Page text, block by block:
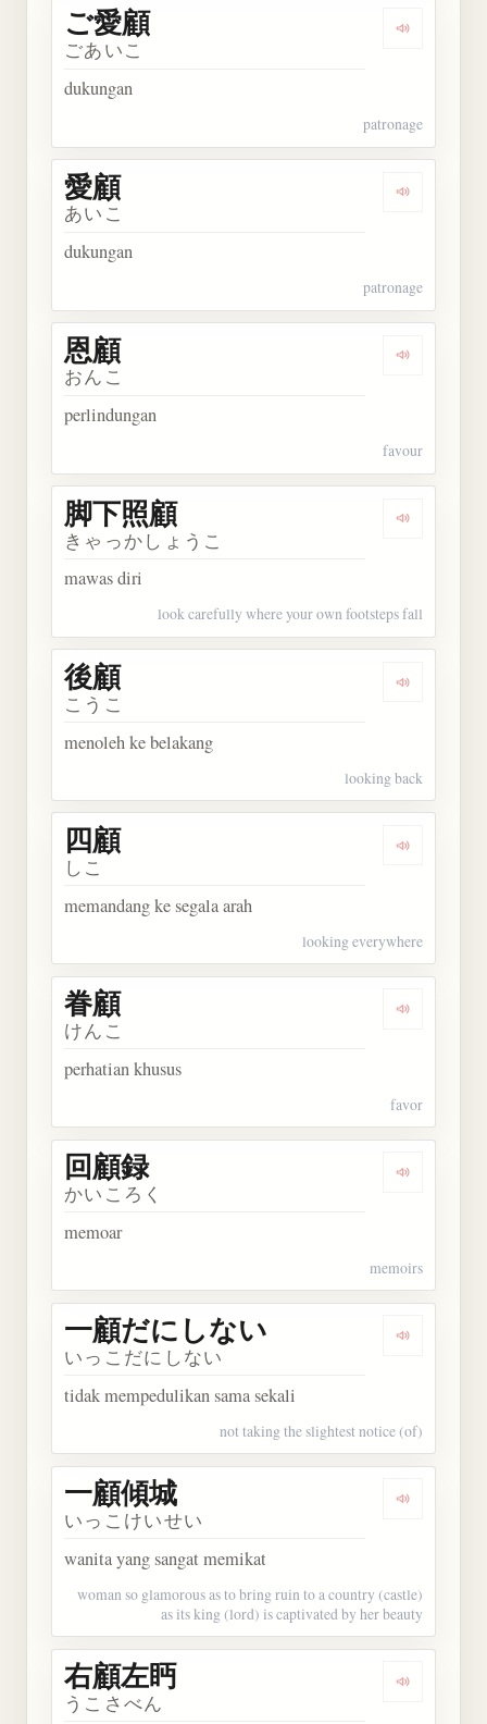
Dengarkan
ご愛顧
ごあいこ
dukungan
patronage
Dengarkan
愛顧
あいこ
dukungan
patronage
Dengarkan
恩顧
おんこ
perlindungan
favour
Dengarkan
脚下照顧
きゃっかしょうこ
mawas diri
look carefully where your own footsteps fall
Dengarkan
後顧
こうこ
menoleh ke belakang
looking back
Dengarkan
四顧
しこ
memandang ke segala arah
looking everywhere
Dengarkan
眷顧
けんこ
perhatian khusus
favor
Dengarkan
回顧録
かいころく
memoar
memoirs
Dengarkan
一顧だにしない
いっこだにしない
tidak mempedulikan sama sekali
not taking the slightest notice (of)
Dengarkan
一顧傾城
いっこけいせい
wanita yang sangat memikat
woman so glamorous as to bring ruin to a country (castle)
as its king (lord) is captivated by her beauty
Dengarkan
右顧左眄
うこさべん